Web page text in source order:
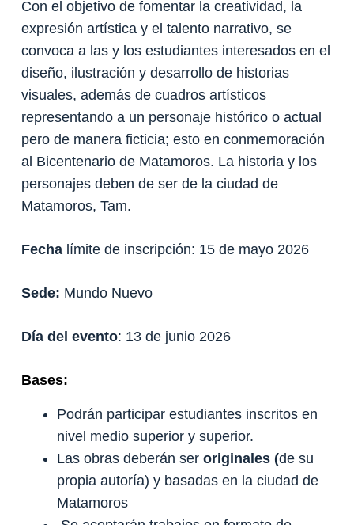
Con el objetivo de fomentar la creatividad, la
expresión artística y el talento narrativo, se
convoca a las y los estudiantes interesados en el
diseño, ilustración y desarrollo de historias
visuales, además de cuadros artísticos
representando a un personaje histórico o actual
pero de manera ficticia; esto en conmemoración
al Bicentenario de Matamoros. La historia y los
personajes deben de ser de la ciudad de
Matamoros, Tam.
Fechalímite de inscripción: 15 de mayo 2026
Sede: Mundo Nuevo
Día del evento: 13 de junio 2026
Bases:
Podrán participar estudiantes inscritos en
nivel medio superior y superior.
Las obras deberán ser originales(de su
propia autoría) y basadas en la ciudad de
Matamoros